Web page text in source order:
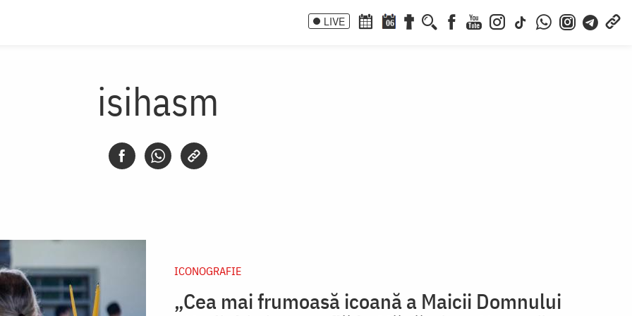
LIVE 06
isihasm
ICONOGRAFIE
„Cea mai frumoasă icoană a Maicii Domnului